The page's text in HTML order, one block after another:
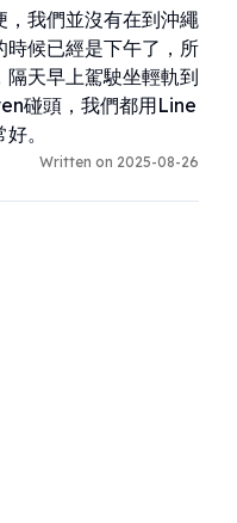
，我們並沒有在到沖繩
時候已經是下午了，所
天早上駕駛坐輕軌到
碰頭，我們都用Line
。
Written on 2025-08-26